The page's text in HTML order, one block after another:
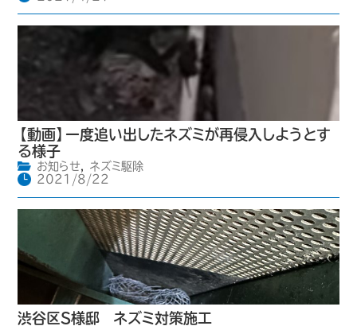
【動画】一度追い出したネズミが再侵入しようとす
る様子
お知らせ,
ネズミ駆除
2021/8/22
渋谷区S様邸 ネズミ対策施工